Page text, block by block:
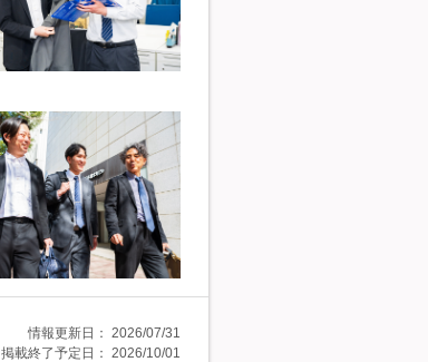
情報更新日： 2026/07/31
掲載終了予定日： 2026/10/01